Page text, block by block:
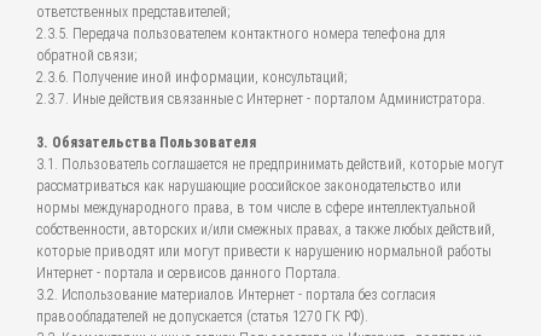
ответственных представителей;
2.3.5. Передача пользователем контактного номера телефона для
обратной связи;
2.3.6. Получение иной информации, консультаций;
2.3.7. Иные действия связанные с Интернет - порталом Администратора.
3. Обязательства Пользователя
3.1. Пользователь соглашается не предпринимать действий, которые могут
рассматриваться как нарушающие российское законодательство или
нормы международного права, в том числе в сфере интеллектуальной
собственности, авторских и/или смежных правах, а также любых действий,
которые приводят или могут привести к нарушению нормальной работы
Интернет - портала и сервисов данного Портала.
3.2. Использование материалов Интернет - портала без согласия
правообладателей не допускается (статья 1270 ГК РФ).